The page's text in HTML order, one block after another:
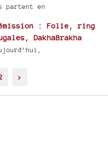
partent en
émission : Folie, ring
DakhaBrakha
>